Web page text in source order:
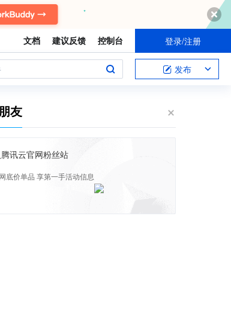
文档 建议反馈 控制台 登录/注册
发布
友
讯云官网粉丝站
底价单品 享第一手活动信息